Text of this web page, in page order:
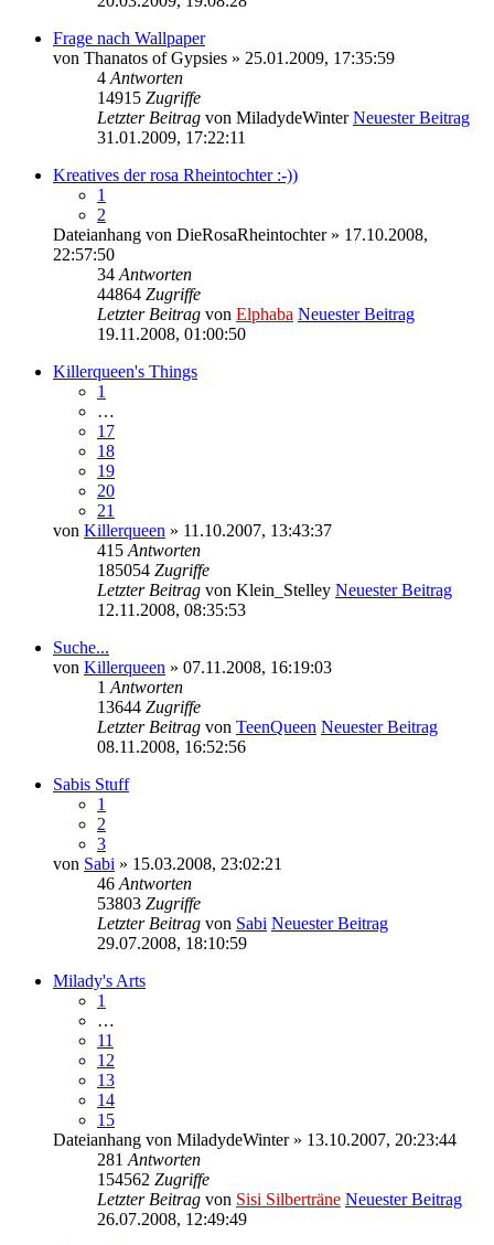
Frage nach Wallpaper
von Thanatos of Gypsies » 25.01.2009, 17:35:59
4 Antworten
14915 Zugriffe
Letzter Beitrag von MiladydeWinter Neuester Beitrag
31.01.2009, 17:22:11
Kreatives der rosa Rheintochter :-))
1
2
Dateianhang von DieRosaRheintochter» 17.10.2008,
22:57:50
34 Antworten
44864 Zugriffe
Letzter Beitrag von Elphaba Neuester Beitrag
19.11.2008, 01:00:50
Killerqueen's Things
1
…
17
18
19
20
21
von Killerqueen » 11.10.2007, 13:43:37
415 Antworten
185054 Zugriffe
Letzter Beitrag von Klein_Stelley Neuester Beitrag
12.11.2008, 08:35:53
Suche...
von Killerqueen » 07.11.2008, 16:19:03
1 Antworten
13644 Zugriffe
Letzter Beitrag von TeenQueen Neuester Beitrag
08.11.2008, 16:52:56
Sabis Stuff
1
2
3
von Sabi » 15.03.2008, 23:02:21
46 Antworten
53803 Zugriffe
Letzter Beitrag von Sabi Neuester Beitrag
29.07.2008, 18:10:59
Milady's Arts
1
…
11
12
13
14
15
Dateianhang von MiladydeWinter» 13.10.2007, 20:23:44
281 Antworten
154562 Zugriffe
Letzter Beitrag von Sisi Silberträne Neuester Beitrag
26.07.2008, 12:49:49